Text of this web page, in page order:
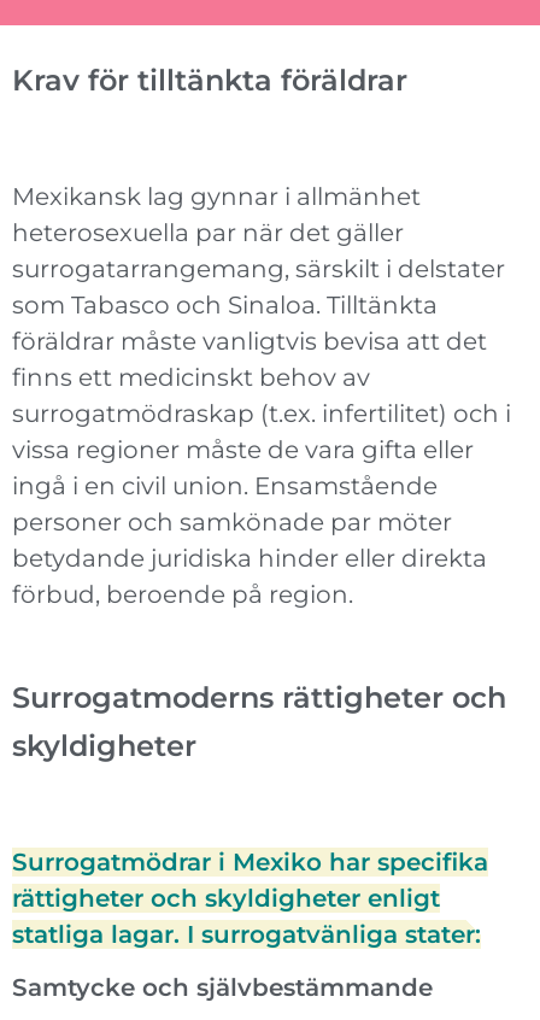
Krav för tilltänkta föräldrar
Mexikansk lag gynnar i allmänhet
heterosexuella par när det gäller
surrogatarrangemang, särskilt i delstater
som Tabasco och Sinaloa. Tilltänkta
föräldrar måste vanligtvis bevisa att det
finns ett medicinskt behov av
surrogatmödraskap (t.ex. infertilitet) och i
vissa regioner måste de vara gifta eller
ingå i en civil union. Ensamstående
personer och samkönade par möter
betydande juridiska hinder eller direkta
förbud, beroende på region.
Surrogatmoderns rättigheter och
skyldigheter
Surrogatmödrar i Mexiko har specifika
rättigheter och skyldigheter enligt
statliga lagar. I surrogatvänliga stater:
Samtycke och självbestämmande